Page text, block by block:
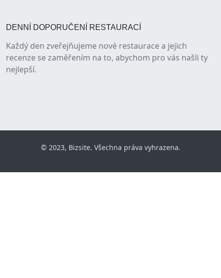
DENNÍ DOPORUČENÍ RESTAURACÍ
Každý den zveřejňujeme nové restaurace a jejich
recenze se zaměřením na to, abychom pro vás našli ty
nejlepší.
© 2023, Bizsite. Všechna práva vyhrazena.